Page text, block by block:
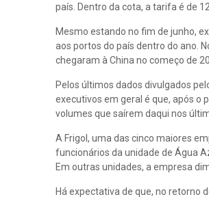
país. Dentro da cota, a tarifa é de
Mesmo estando no fim de junho,
aos portos do país dentro do ano.
chegaram à China no começo de
Pelos últimos dados divulgados
executivos em geral é que, após o
volumes que saírem daqui nos
A Frigol, uma das cinco maiores
funcionários da unidade de Água
Em outras unidades, a empresa
Há expectativa de que, no retorno